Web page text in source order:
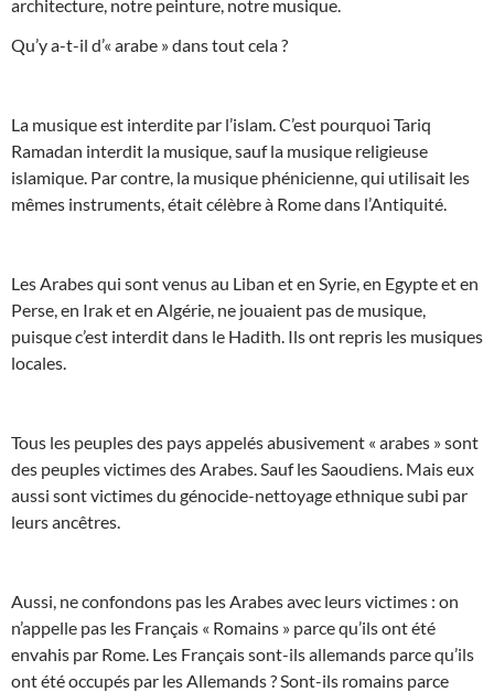
architecture, notre peinture, notre musique.
Qu’y a-t-il d’« arabe » dans tout cela ?
La musique est interdite par l’islam. C’est pourquoi Tariq
Ramadan interdit la musique, sauf la musique religieuse
islamique. Par contre, la musique phénicienne, qui utilisait les
mêmes instruments, était célèbre à Rome dans l’Antiquité.
Les Arabes qui sont venus au Liban et en Syrie, en Egypte et en
Perse, en Irak et en Algérie, ne jouaient pas de musique,
puisque c’est interdit dans le Hadith. Ils ont repris les musiques
locales.
Tous les peuples des pays appelés abusivement « arabes » sont
des peuples victimes des Arabes. Sauf les Saoudiens. Mais eux
aussi sont victimes du génocide-nettoyage ethnique subi par
leurs ancêtres.
Aussi, ne confondons pas les Arabes avec leurs victimes : on
n’appelle pas les Français « Romains » parce qu’ils ont été
envahis par Rome. Les Français sont-ils allemands parce qu’ils
ont été occupés par les Allemands ? Sont-ils romains parce